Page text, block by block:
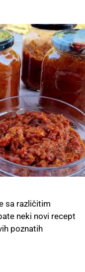
sa različitim
neki novi recept
poznatih